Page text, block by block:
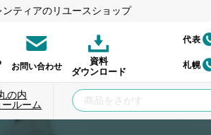
ティアのリユースショップ
お問い合わせ
資料
ダウンロード
代表
札幌
の内
ールーム